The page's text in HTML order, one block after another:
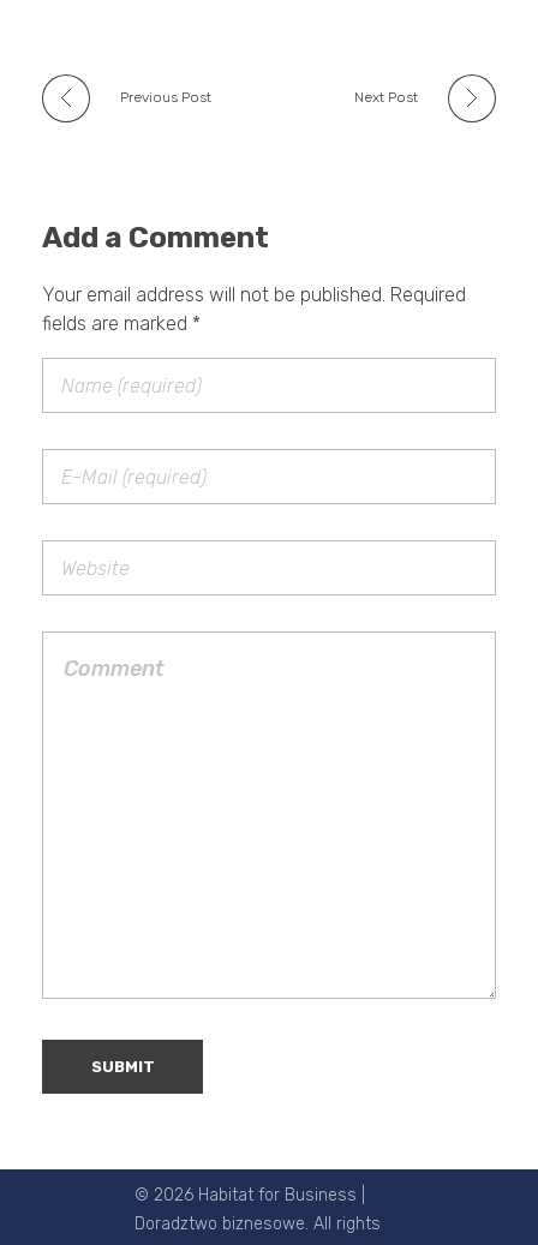
Previous Post Next Post
Add a Comment
Your email address will not be published. Required
fields are marked *
© 2026 Habitat for Business |
Doradztwo biznesowe. All rights